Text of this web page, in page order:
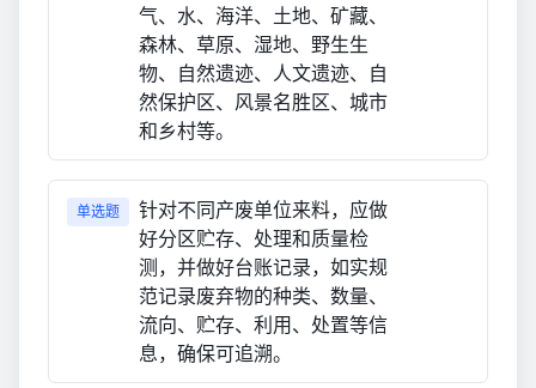
气、水、海洋、土地、矿藏、
森林、草原、湿地、野生生
物、自然遗迹、人文遗迹、自
然保护区、风景名胜区、城市
和乡村等。
单选题
针对不同产废单位来料，应做
好分区贮存、处理和质量检
测，并做好台账记录，如实规
范记录废弃物的种类、数量、
流向、贮存、利用、处置等信
息，确保可追溯。